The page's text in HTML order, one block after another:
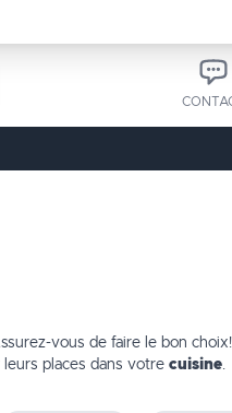
vous de faire le bon
places dans votre cuisine.